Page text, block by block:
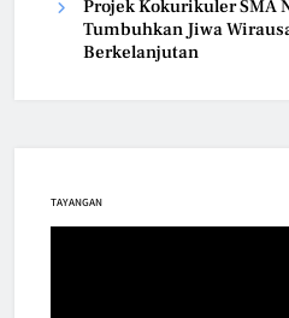
Projek Kokurikuler SMA
Tumbuhkan Jiwa
Berkelanjutan
TAYANGAN